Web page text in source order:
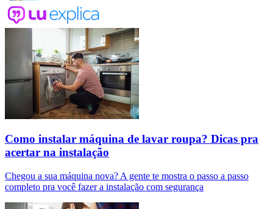
Como instalar máquina de lavar roupa? Dicas pra
acertar na instalação
Chegou a sua máquina nova? A gente te mostra o passo a passo
completo pra você fazer a instalação com segurança